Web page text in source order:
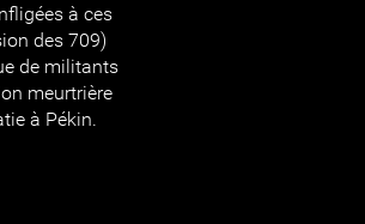
à ces
des 709)
de militants
meurtrière
à Pékin.